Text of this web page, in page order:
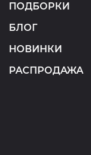
ПОДБОРКИ
БЛОГ
НОВИНКИ
РАСПРОДАЖА